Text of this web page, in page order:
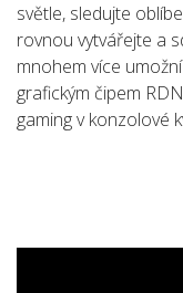
světle, sledujte
rovnou vytvářejte a
mnohem více
grafickým čipem
gaming v konzolové